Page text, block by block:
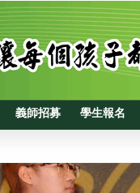
義師招募 學生報名